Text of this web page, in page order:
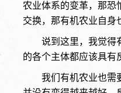
农业体系的变革，那恐
交换，那有机农业自身
说到这里，我觉得
的各个主体都应该具有
我们有机农业也需